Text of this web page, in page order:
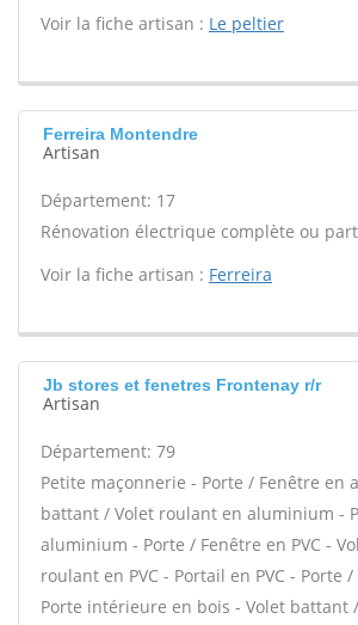
Voir la fiche artisan : Le peltier
Ferreira Montendre
Artisan
Département: 17
Rénovation électrique complète ou
Voir la fiche artisan : Ferreira
Jb stores et fenetres Frontenay r/r
Artisan
Département: 79
Petite maçonnerie - Porte / Fenêtre en
battant / Volet roulant en aluminium -
aluminium - Porte / Fenêtre en PVC -
roulant en PVC - Portail en PVC - Porte
Porte intérieure en bois - Volet battant